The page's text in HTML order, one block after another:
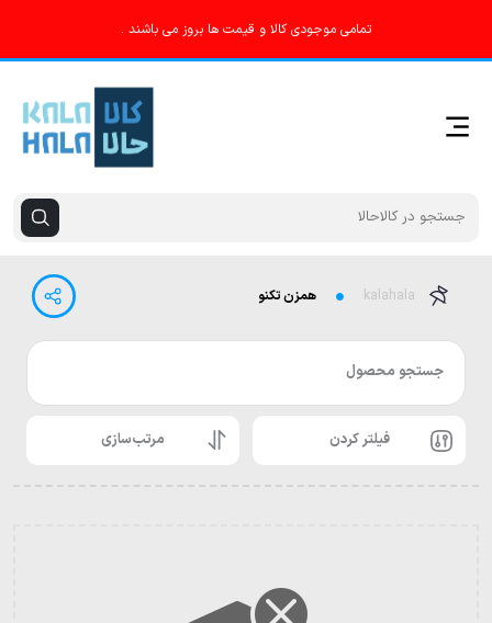
تمامی موجودی کالا و قیمت ها بروز می باشند .
kalahala همزن تکنو
جستجو محصول
فیلتر کردن مرتب‌سازی